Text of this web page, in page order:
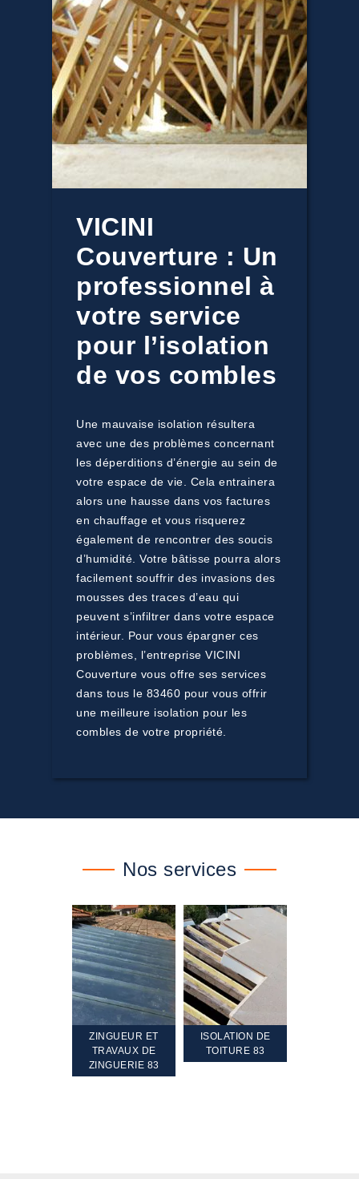
VICINI
Couverture : Un
professionnel à
votre service
pour l’isolation
de vos combles
Une mauvaise isolation résultera
avec une des problèmes concernant
les déperditions d’énergie au sein de
votre espace de vie. Cela entrainera
alors une hausse dans vos factures
en chauffage et vous risquerez
également de rencontrer des soucis
d’humidité. Votre bâtisse pourra alors
facilement souffrir des invasions des
mousses des traces d’eau qui
peuvent s’infiltrer dans votre espace
intérieur. Pour vous épargner ces
problèmes, l’entreprise VICINI
Couverture vous offre ses services
dans tous le 83460 pour vous offrir
une meilleure isolation pour les
combles de votre propriété.
Nos services
ZINGUEUR ET
TRAVAUX DE
ZINGUERIE 83
ISOLATION DE
TOITURE 83